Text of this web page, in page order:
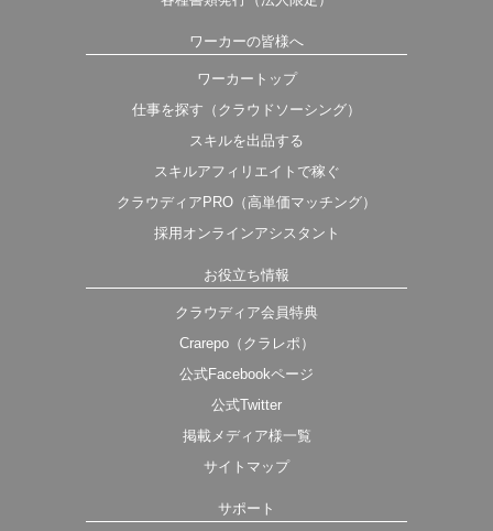
ワーカーの皆様へ
ワーカートップ
仕事を探す（クラウドソーシング）
スキルを出品する
スキルアフィリエイトで稼ぐ
クラウディアPRO（高単価マッチング）
採用オンラインアシスタント
お役立ち情報
クラウディア会員特典
Crarepo（クラレポ）
公式Facebookページ
公式Twitter
掲載メディア様一覧
サイトマップ
サポート